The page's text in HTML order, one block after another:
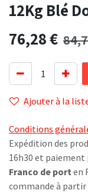
12Kg Blé
76,28€
Ajouter à la
Conditions
Expédition des
16h30 et paiement
Franco de port en
commande à partir